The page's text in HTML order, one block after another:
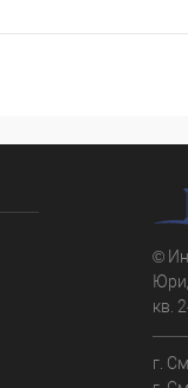
Купить в 1 клик
К
©
кв.
г.